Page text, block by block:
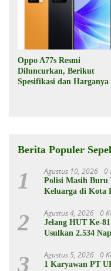
Oppo A77s Resmi
Diluncurkan, Berikut
Spesifikasi dan Harganya
Berita Populer
1 Agustus 10, 2026 0
Polisi Masih Buru
Keluarga di Kota
2 Agustus 4, 2026 0
Jelang HUT Ke-
Usulkan 2.534
3 Agustus 5, 2026 0
1 Karyawan PT